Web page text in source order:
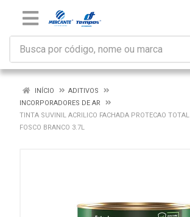
INÍCIO
ADITIVOS
INCORPORADORES DE AR
TINTA SUVINIL ACRILICO FACHADA PROTECAO TOTAL
FOSCO BRANCO 3.7L